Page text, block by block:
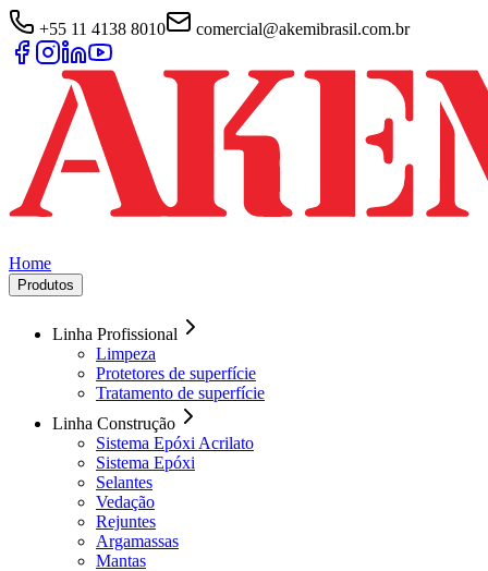
+55 11 4138 8010 comercial@akemibrasil.com.br
Home
Produtos
Linha Profissional
Limpeza
Protetores de superfície
Tratamento de superfície
Linha Construção
Sistema Epóxi Acrilato
Sistema Epóxi
Selantes
Vedação
Rejuntes
Argamassas
Mantas